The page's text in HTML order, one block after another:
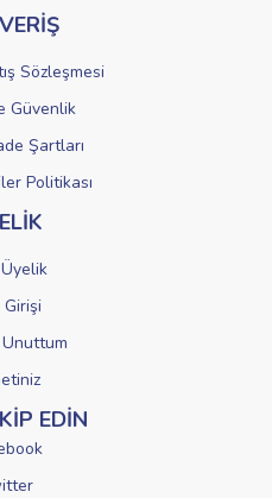
Sözleşmesi
Güvenlik
Şartları
Politikası
EDİN